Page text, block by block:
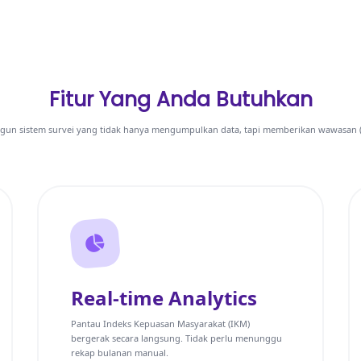
Fitur Yang Anda Butuhkan
sistem survei yang tidak hanya mengumpulkan data, tapi memberikan wawasan
Real-time Analytics
Pantau Indeks Kepuasan Masyarakat (IKM)
bergerak secara langsung. Tidak perlu menunggu
rekap bulanan manual.